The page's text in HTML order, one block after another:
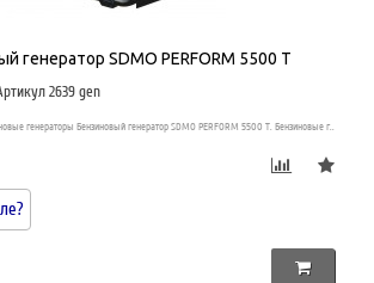
генератор SDMO PERFORM 5500 T
2639 gen
генераторы Бензиновый генератор SDMO PERFORM 5500 T. Бензиновые г..